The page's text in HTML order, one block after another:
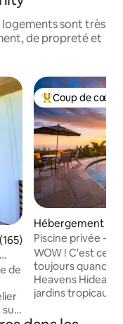
logements sont très
de propreté et
moyenne sur la
de
sur
Coups de cœur
Coup de cœur
Hébergement ⋅
Piscine privée -
quelques minutes
WOW ! C'est ce
toujours quand ils
Heavens Hideaway —
jardins tropicaux
cette propriété